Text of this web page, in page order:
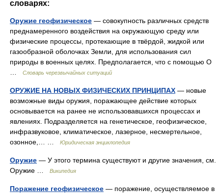
словарях:
Оружие геофизическое — совокупность различных средств
преднамеренного воздействия на окружающую среду или
физические процессы, протекающие в твёрдой, жидкой или
газообразной оболочках Земли, для использования сил
природы в военных целях. Предполагается, что с помощью О
Словарь черезвычайных ситуаций
ОРУЖИЕ НА НОВЫХ ФИЗИЧЕСКИХ ПРИНЦИПАХ — новые
возможные виды оружия, поражающее действие которых
основывается на ранее не использовавшихся процессах и
явлениях. Подразделяется на генетическое, геофизическое,
инфразвуковое, климатическое, лазерное, несмертельное,
озонное,… …
Юридическая энциклопедия
Оружие — У этого термина существуют и другие значения, см.
Оружие …
Википедия
Поражение геофизическое — поражение, осуществляемое в